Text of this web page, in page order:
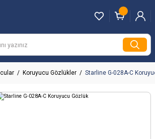
Koruyucu Gözlükler Starline G-028A-C